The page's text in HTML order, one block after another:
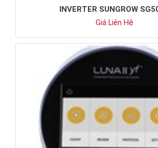
INVERTER SUNGROW
Giá Liên Hệ